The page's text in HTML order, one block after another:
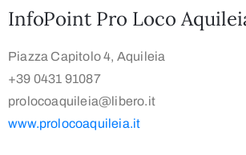
InfoPoint Pro Loco
Piazza Capitolo 4, Aquileia
+39 0431 91087
prolocoaquileia@libero.it
www.prolocoaquileia.it